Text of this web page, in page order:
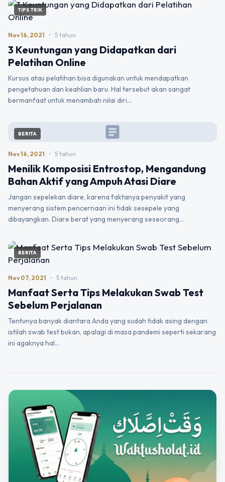
TIPS TRIK
Nov 16, 2021 • 5 tahun
3 Keuntungan yang Didapatkan dari
Pelatihan Online
Kursus atau pelatihan bisa digunakan untuk mendapatkan
pengetahuan dan keahlian baru. Hal tersebut akan sangat
bermanfaat untuk menambah nilai diri…
article
BERITA
Nov 16, 2021 • 5 tahun
Menilik Komposisi Entrostop, Mengandung
Bahan Aktif yang Ampuh Atasi Diare
Jangan sepelekan diare, karena faktanya penyakit yang
menyerang sistem pencernaan ini tidak sesepele yang
dibayangkan. Diare berat yang menyerang seseorang…
BERITA
Nov 07, 2021 • 5 tahun
Manfaat Serta Tips Melakukan Swab Test
Sebelum Perjalanan
Tentunya banyak diantara Anda yang sudah tidak asing dengan
istilah swab test bukan, apalagi di masa pandemi seperti sekarang
ini agaknya hal…